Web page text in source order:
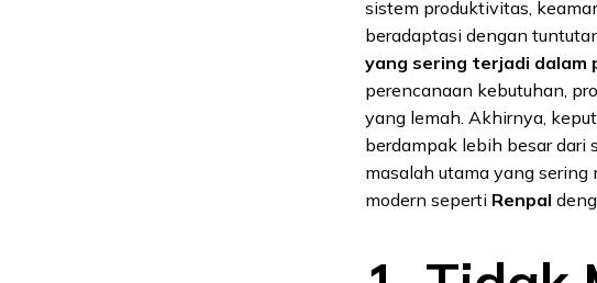
sistem produktivitas,
beradaptasi dengan
yang sering terjadi
perencanaan kebutuhan,
yang lemah. Akhirnya,
berdampak lebih besar dari
masalah utama yang
modern seperti Renpal